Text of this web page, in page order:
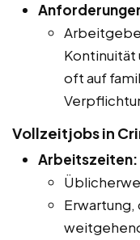
Kontinuität
oft auf
Vollzeitjobs in
Arbeitszeiten:
Erwartung,